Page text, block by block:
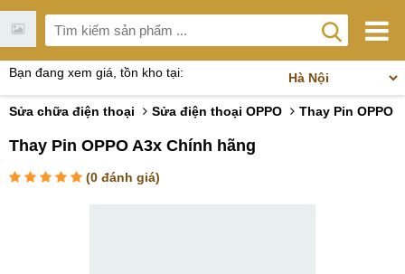
Bạn đang xem giá, tồn kho tại:
Sửa chữa điện thoại Sửa điện thoại OPPO Thay Pin OPPO
Thay Pin OPPO A3x Chính hãng
(0 đánh giá)